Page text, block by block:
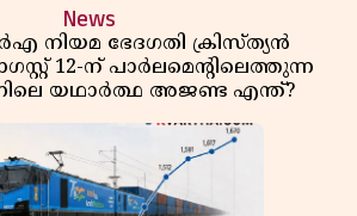
News
നിയമ ഭേദഗതി ക്രിസ്ത്യൻ
12-ന് പാർലമെന്റിലെത്തുന്ന
യഥാർത്ഥ അജണ്ട എന്ത്?